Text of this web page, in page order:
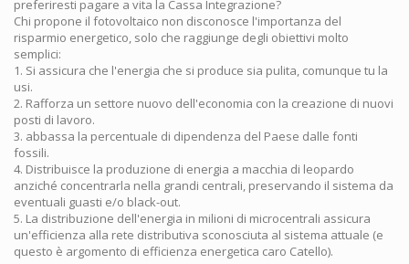
preferiresti pagare a vita la Cassa Integrazione?
Chi propone il fotovoltaico non disconosce l'importanza del
risparmio energetico, solo che raggiunge degli obiettivi molto
semplici:
1. Si assicura che l'energia che si produce sia pulita, comunque tu la
usi.
2. Rafforza un settore nuovo dell'economia con la creazione di nuovi
posti di lavoro.
3. abbassa la percentuale di dipendenza del Paese dalle fonti
fossili.
4. Distribuisce la produzione di energia a macchia di leopardo
anziché concentrarla nella grandi centrali, preservando il sistema da
eventuali guasti e/o black-out.
5. La distribuzione dell'energia in milioni di microcentrali assicura
un'efficienza alla rete distributiva sconosciuta al sistema attuale (e
questo è argomento di efficienza energetica caro Catello).